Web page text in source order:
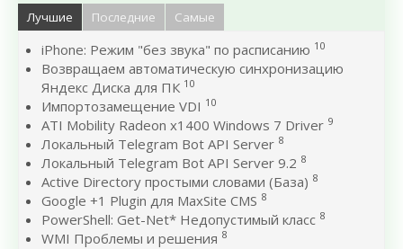
Лучшие Последние Самые
iPhone: Режим "без звука" по расписанию 10
Возвращаем автоматическую синхронизацию
Яндекс Диска для ПК 10
Импортозамещение VDI 10
ATI Mobility Radeon x1400 Windows 7 Driver 9
Локальный Telegram Bot API Server 8
Локальный Telegram Bot API Server 9.2 8
Active Directory простыми словами (База) 8
Google +1 Plugin для MaxSite CMS 8
PowerShell: Get-Net* Недопустимый класс 8
WMI Проблемы и решения 8